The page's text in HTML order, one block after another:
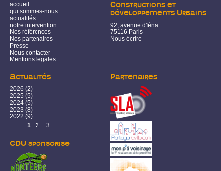
accueil
qui sommes-nous
actualités
notre intervention
Nos références
Nos partenaires
Presse
Nous contacter
Mentions légales
Constructions et
développements Urbains
92, avenue d'Iéna
75116 Paris
Nous écrire
Actualités
2026 (2)
2025 (5)
2024 (5)
2023 (8)
2022 (9)
Pages
1 2 3
CDU sponsorise
Partenaires